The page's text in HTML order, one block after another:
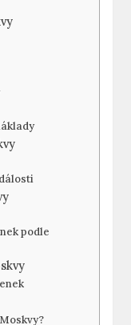
podle